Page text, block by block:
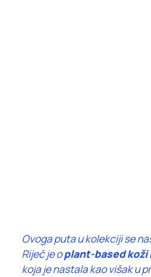
Ovoga puta u kolekciji se
Riječ je oplant-based koži
koja je nastala kao višak u